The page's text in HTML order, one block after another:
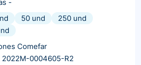
-
50 und
250 und
Comefar
2022M-0004605-R2